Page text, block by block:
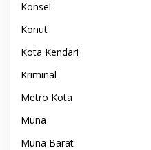
Konsel
Konut
Kota Kendari
Kriminal
Metro Kota
Muna
Muna Barat